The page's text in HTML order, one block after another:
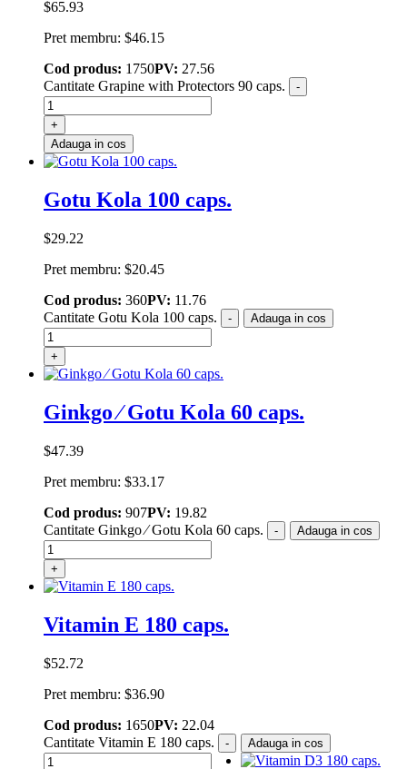
$65.93
Pret membru: $46.15
Cod produs: 1750PV: 27.56
Cantitate Grapine with Protectors 90 caps.
-
+
Adauga in cos
Gotu Kola 100 caps.
$29.22
Pret membru: $20.45
Cod produs: 360PV: 11.76
Cantitate Gotu Kola 100 caps.
-
+
Adauga in cos
Ginkgo ⁄ Gotu Kola 60 caps.
$47.39
Pret membru: $33.17
Cod produs: 907PV: 19.82
Cantitate Ginkgo ⁄ Gotu Kola 60 caps.
-
+
Adauga in cos
Vitamin E 180 caps.
$52.72
Pret membru: $36.90
Cod produs: 1650PV: 22.04
Cantitate Vitamin E 180 caps.
- Adauga in cos